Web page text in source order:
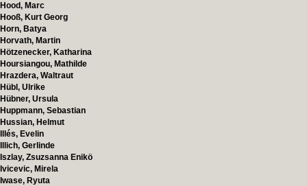
Hood, Marc
Hooß, Kurt Georg
Horn, Batya
Horvath, Martin
Hötzenecker, Katharina
Hoursiangou, Mathilde
Hrazdera, Waltraut
Hübl, Ulrike
Hübner, Ursula
Huppmann, Sebastian
Hussian, Helmut
Illés, Evelin
Illich, Gerlinde
Iszlay, Zsuzsanna Enikö
Ivicevic, Mirela
Iwase, Ryuta